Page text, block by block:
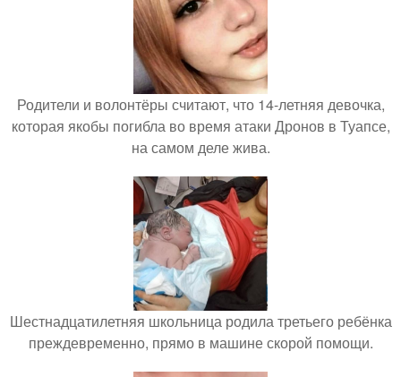
Родители и волонтёры считают, что 14-летняя девочка,
которая якобы погибла во время атаки Дронов в Туапсе,
на самом деле жива.
Шестнадцатилетняя школьница родила третьего ребёнка
преждевременно, прямо в машине скорой помощи.